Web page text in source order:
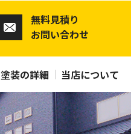
無料見積り
お問い合わせ
塗装の詳細 当店について